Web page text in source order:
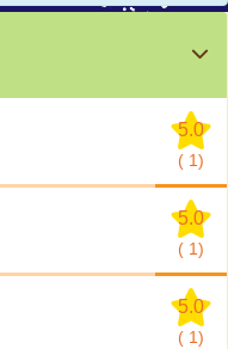
5.0
( 1)
5.0
( 1)
5.0
( 1)